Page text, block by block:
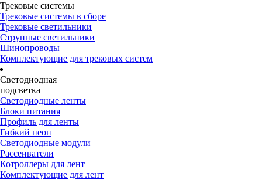
Трековые системы
Трековые системы в сборе
Трековые светильники
Струнные светильники
Шинопроводы
Комплектующие для трековых систем
Светодиодная
подсветка
Светодиодные ленты
Блоки питания
Профиль для ленты
Гибкий неон
Светодиодные модули
Рассеиватели
Котроллеры для лент
Комплектующие для лент